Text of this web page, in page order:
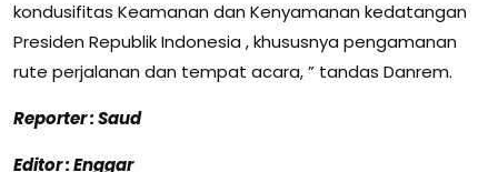
kondusifitas Keamanan dan Kenyamanan kedatangan
Presiden Republik Indonesia , khususnya pengamanan
rute perjalanan dan tempat acara, ” tandas Danrem.
Reporter : Saud
Editor : Enggar